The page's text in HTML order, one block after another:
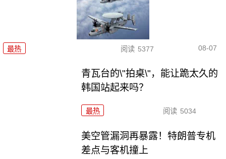
最热 阅读 5377 08-07
青瓦台的\"拍桌\"，能让跪太久的
韩国站起来吗？
最热 阅读 5034
美空管漏洞再暴露！特朗普专机
差点与客机撞上